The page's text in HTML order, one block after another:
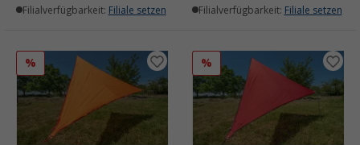
Filialverfügbarkeit: Filiale setzen
Filialverfügbarkeit: Filiale setzen
% %